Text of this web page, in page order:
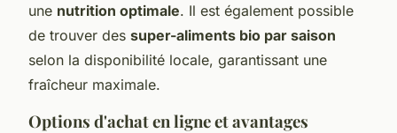
une nutrition optimale. Il est également possible
de trouver des super-aliments bio par saison
selon la disponibilité locale, garantissant une
fraîcheur maximale.
Options d'achat en ligne et avantages